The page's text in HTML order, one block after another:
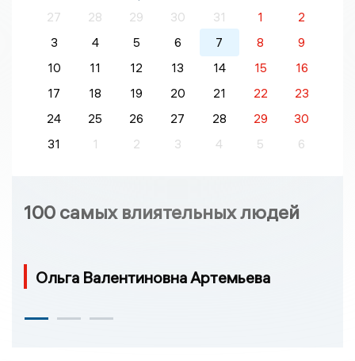
27
28 29 30 31 1
2
3
4 5 6 7 8
9
10
11 12 13 14 15
16
17
18 19 20 21 22
23
24
25 26 27 28 29
30
31
1 2 3 4 5 6
100 самых влиятельных людей
Ольга Валентиновна Артемьева